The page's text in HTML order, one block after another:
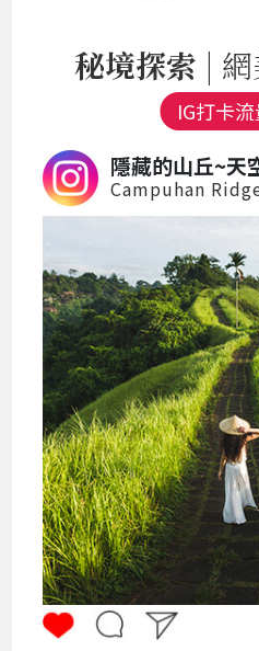
秘境探索 |
IG打卡
隱藏的山丘~天
Campuhan